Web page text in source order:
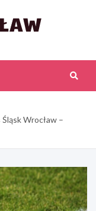
Wrocław –